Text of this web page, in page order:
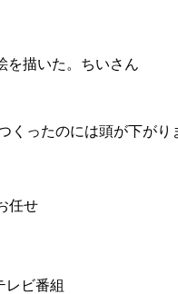
を描いた。ちいさん
くったのには頭が下がり
任せ
レビ番組